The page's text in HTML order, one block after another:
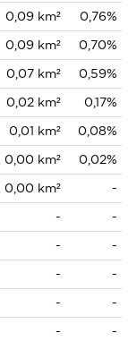
0,09 km²
0,76%
0,09 km²
0,70%
0,07 km²
0,59%
0,02 km²
0,17%
0,01 km²
0,08%
0,00 km²
0,02%
0,00 km²
-
-
-
-
-
-
-
-
-
- -